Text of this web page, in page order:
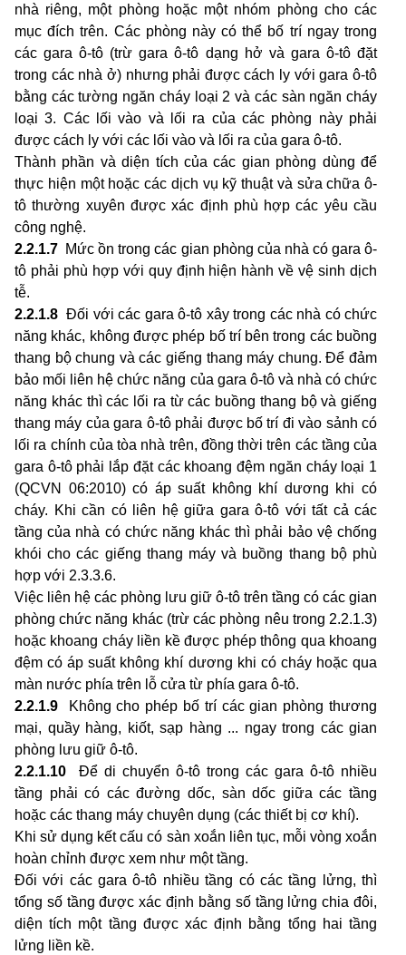
nhà riêng, một phòng hoặc một nhóm phòng cho các
mục đích trên. Các phòng này có thể bố trí ngay trong
các gara ô-tô (trừ gara ô-tô dạng hở và gara ô-tô đặt
trong các nhà ở) nhưng phải được cách ly với gara ô-tô
bằng các tường ngăn cháy loại 2 và các sàn ngăn cháy
loại 3. Các lối vào và lối ra của các phòng này phải
được cách ly với các lối vào và lối ra của gara ô-tô.
Thành phần và diện tích của các gian phòng dùng để
thực hiện một hoặc các dịch vụ kỹ thuật và sửa chữa ô-
tô thường xuyên được xác định phù hợp các yêu cầu
công nghệ.
2.2.1.7 Mức ồn trong các gian phòng của nhà có gara ô-
tô phải phù hợp với quy định hiện hành về vệ sinh dịch
tễ.
2.2.1.8 Đối với các gara ô-tô xây trong các nhà có chức
năng khác, không được phép bố trí bên trong các buồng
thang bộ chung và các giếng thang máy chung. Để đảm
bảo mối liên hệ chức năng của gara ô-tô và nhà có chức
năng khác thì các lối ra từ các buồng thang bộ và giếng
thang máy của gara ô-tô phải được bố trí đi vào sảnh có
lối ra chính của tòa nhà trên, đồng thời trên các tầng của
gara ô-tô phải lắp đặt các khoang đệm ngăn cháy loại 1
(QCVN 06:2010) có áp suất không khí dương khi có
cháy. Khi cần có liên hệ giữa gara ô-tô với tất cả các
tầng của nhà có chức năng khác thì phải bảo vệ chống
khói cho các giếng thang máy và buồng thang bộ phù
hợp với 2.3.3.6.
Việc liên hệ các phòng lưu giữ ô-tô trên tầng có các gian
phòng chức năng khác (trừ các phòng nêu trong 2.2.1.3)
hoặc khoang cháy liền kề được phép thông qua khoang
đệm có áp suất không khí dương khi có cháy hoặc qua
màn nước phía trên lỗ cửa từ phía gara ô-tô.
2.2.1.9 Không cho phép bố trí các gian phòng thương
mại, quầy hàng, kiốt, sạp hàng ... ngay trong các gian
phòng lưu giữ ô-tô.
2.2.1.10 Để di chuyển ô-tô trong các gara ô-tô nhiều
tầng phải có các đường dốc, sàn dốc giữa các tầng
hoặc các thang máy chuyên dụng (các thiết bị cơ khí).
Khi sử dụng kết cấu có sàn xoắn liên tục, mỗi vòng xoắn
hoàn chỉnh được xem như một tầng.
Đối với các gara ô-tô nhiều tầng có các tầng lửng, thì
tổng số tầng được xác định bằng số tầng lửng chia đôi,
diện tích một tầng được xác định bằng tổng hai tầng
lửng liền kề.